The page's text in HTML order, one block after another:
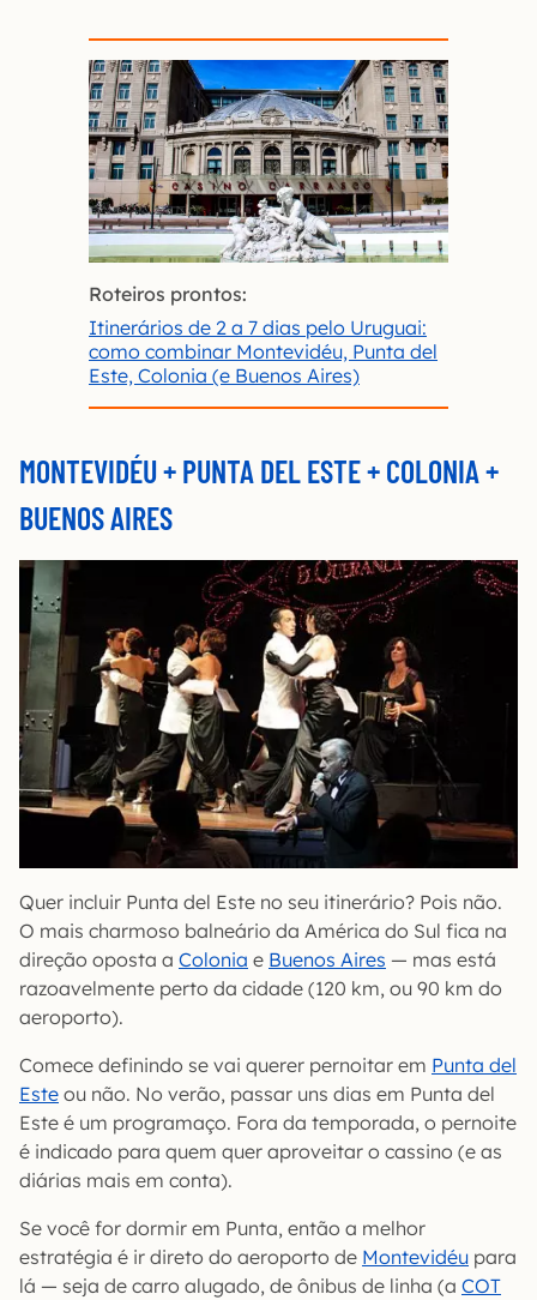
Roteiros prontos:
Itinerários de 2 a 7 dias pelo Uruguai:
como combinar Montevidéu, Punta del
Este, Colonia (e Buenos Aires)
MONTEVIDÉU + PUNTA DEL ESTE + COLONIA +
BUENOS AIRES
Quer incluir Punta del Este no seu itinerário? Pois não.
O mais charmoso balneário da América do Sul fica na
direção oposta a Colonia e Buenos Aires — mas está
razoavelmente perto da cidade (120 km, ou 90 km do
aeroporto).
Comece definindo se vai querer pernoitar em Punta del
Este ou não. No verão, passar uns dias em Punta del
Este é um programaço. Fora da temporada, o pernoite
é indicado para quem quer aproveitar o cassino (e as
diárias mais em conta).
Se você for dormir em Punta, então a melhor
estratégia é ir direto do aeroporto de Montevidéu para
lá — seja de carro alugado, de ônibus de linha (a COT